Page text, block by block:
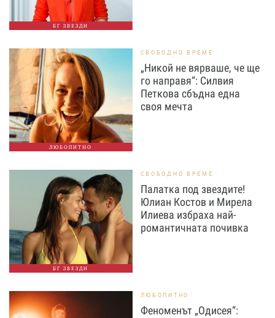
БГ ЗВЕЗДИ
ЛЮБОПИТНО
СВОБОДНО ВРЕМЕ
„Никой не вярваше, че ще
го направя“: Силвия
Петкова сбъдна една
своя мечта
БГ ЗВЕЗДИ
СВОБОДНО ВРЕМЕ
Палатка под звездите!
Юлиан Костов и Мирела
Илиева избраха най-
романтичната почивка
ЛЮБОПИТНО
Феноменът „Одисея“: